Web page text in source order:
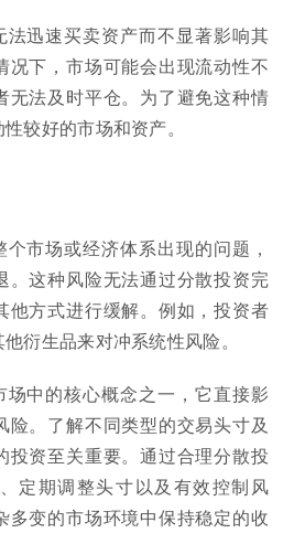
法迅速买卖资产而不显著影响其
况下，市场可能会出现流动性不
无法及时平仓。为了避免这种情
较好的市场和资产。
市场或经济体系出现的问题，
。这种风险无法通过分散投资完
他方式进行缓解。例如，投资者
衍生品来对冲系统性风险。
中的核心概念之一，它直接影
险。了解不同类型的交易头寸及
投资至关重要。通过合理分散投
定期调整头寸以及有效控制风
多变的市场环境中保持稳定的收